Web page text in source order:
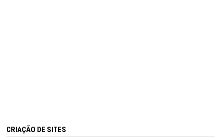
CRIAÇÃO DE SITES